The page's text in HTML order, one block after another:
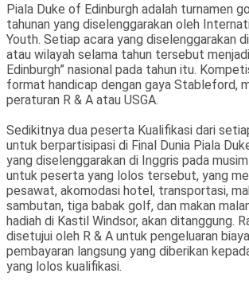
Piala Duke of Edinburgh adalah turnamen
tahunan yang diselenggarakan oleh
Youth. Setiap acara yang diselenggarakan
atau wilayah selama tahun tersebut
Edinburgh” nasional pada tahun itu.
format handicap dengan gaya Stableford,
peraturan R & A atau USGA.
Sedikitnya dua peserta Kualifikasi dari
untuk berpartisipasi di Final Dunia Piala
yang diselenggarakan di Inggris pada
untuk peserta yang lolos tersebut, yang
pesawat, akomodasi hotel, transportasi,
sambutan, tiga babak golf, dan makan
hadiah di Kastil Windsor, akan ditanggung.
disetujui oleh R & A untuk pengeluaran
pembayaran langsung yang diberikan
yang lolos kualifikasi.